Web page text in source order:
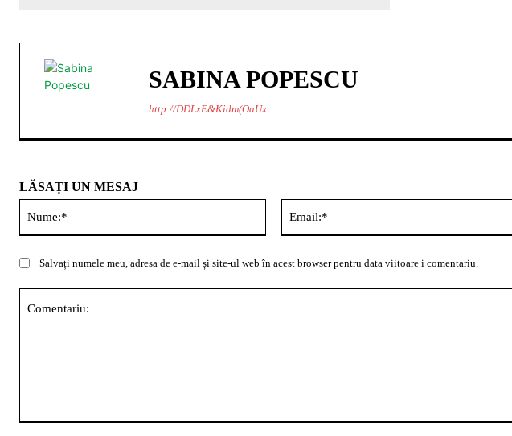
SABINA POPESCU
http://DDLxE&Kidm(OaUx
LĂSAȚI UN MESAJ
Salvați numele meu, adresa de e-mail și site-ul web în acest browser pentru data viitoare i comentariu.